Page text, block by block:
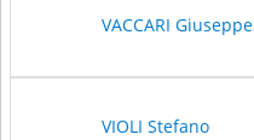
VACCARI Giuseppe
VIOLI Stefano